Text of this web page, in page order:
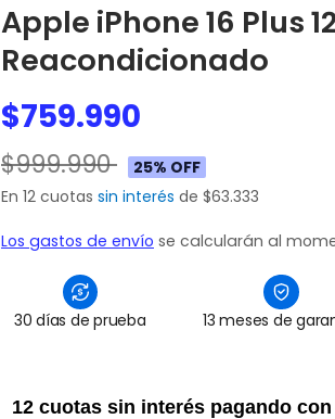
Apple iPhone 16 Plus
Reacondicionado
$759.990
$999.990
25% OFF
En 12 cuotas sin interés de $63.333
Los gastos de envío se calcularán al
30 días de prueba 13 meses de
12 cuotas sin interés pagando